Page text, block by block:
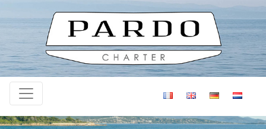
Skip to content